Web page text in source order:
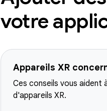
votre
Appareils XR
Ces conseils vous aident
d'appareils XR.